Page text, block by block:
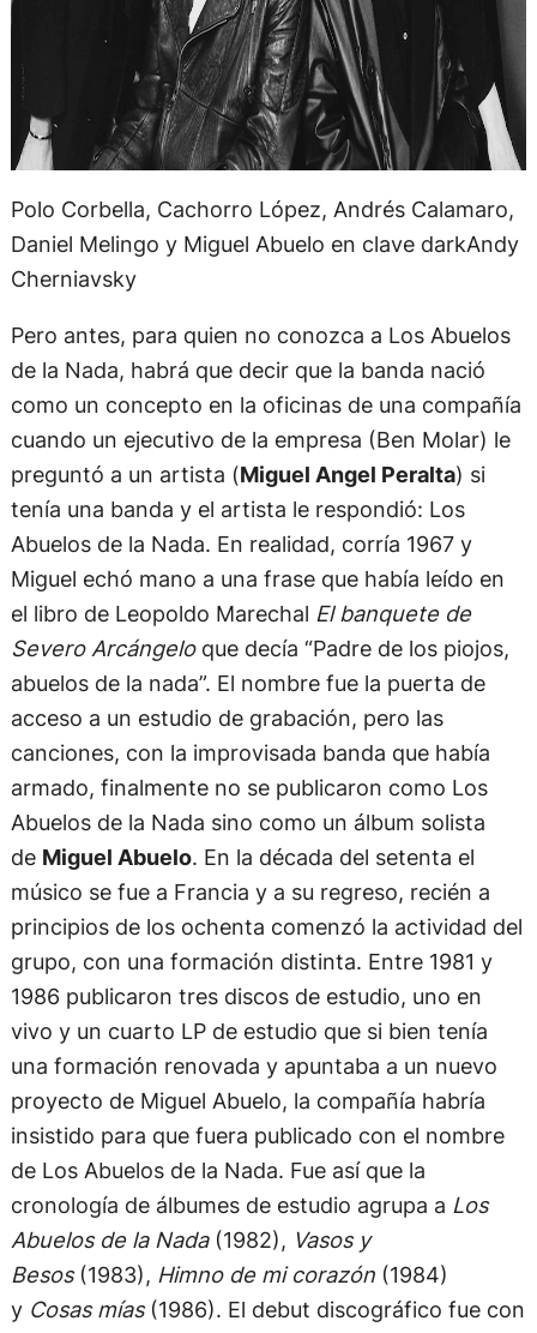
Polo Corbella, Cachorro López, Andrés Calamaro,
Daniel Melingo y Miguel Abuelo en clave darkAndy
Cherniavsky
Pero antes, para quien no conozca a Los Abuelos
de la Nada, habrá que decir que la banda nació
como un concepto en la oficinas de una compañía
cuando un ejecutivo de la empresa (Ben Molar) le
preguntó a un artista (Miguel Angel Peralta) si
tenía una banda y el artista le respondió: Los
Abuelos de la Nada. En realidad, corría 1967 y
Miguel echó mano a una frase que había leído en
el libro de Leopoldo Marechal El banquete de
Severo Arcángeloque decía “Padre de los piojos,
abuelos de la nada”. El nombre fue la puerta de
acceso a un estudio de grabación, pero las
canciones, con la improvisada banda que había
armado, finalmente no se publicaron como Los
Abuelos de la Nada sino como un álbum solista
de Miguel Abuelo. En la década del setenta el
músico se fue a Francia y a su regreso, recién a
principios de los ochenta comenzó la actividad del
grupo, con una formación distinta. Entre 1981 y
1986 publicaron tres discos de estudio, uno en
vivo y un cuarto LP de estudio que si bien tenía
una formación renovada y apuntaba a un nuevo
proyecto de Miguel Abuelo, la compañía habría
insistido para que fuera publicado con el nombre
de Los Abuelos de la Nada. Fue así que la
cronología de álbumes de estudio agrupa a Los
Abuelos de la Nada (1982), Vasos y
Besos(1983), Himno de mi corazón (1984)
y Cosas mías(1986). El debut discográfico fue con